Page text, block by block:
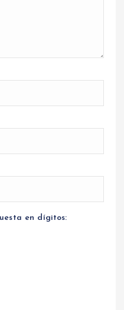
en dígitos: